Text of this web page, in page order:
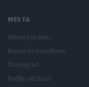
MESTA
Slovenj Gradec
Ravne na Koroškem
Dravograd
Radlje ob Dravi